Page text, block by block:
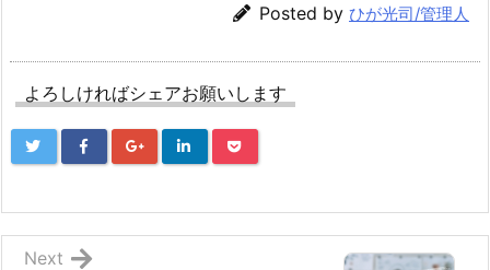
Posted by ひが光司/管理人
よろしければシェアお願いします
Next